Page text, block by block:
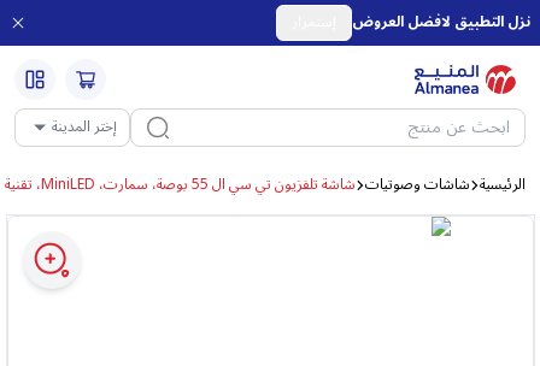
نزل التطبيق لافضل العروض
إختر المدينة
الرئيسية شاشات وصوتيات شاشة تلفزيون تي سي ال 55 بوصة، سمارت، MiniLED، تقنية HDR10+، تحكم صوتي، موديل - 55C7L